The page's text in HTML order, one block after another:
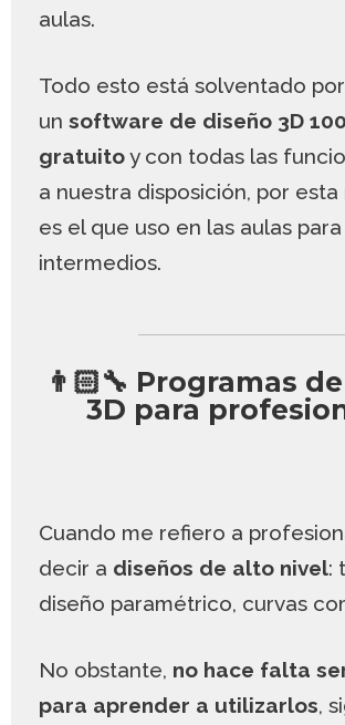
aulas.
Todo esto está solventado
un software de diseño 3D
gratuitoy con todas las
a nuestra disposición, por
es el que uso en las aulas
intermedios.
👨🏻‍🔧 Programas
3D para
Cuando me refiero a
decir a diseños de alto nivel:
diseño paramétrico, curvas
No obstante, no hace falta
para aprender a utilizarlos,